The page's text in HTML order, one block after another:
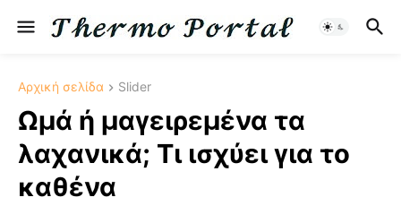
Αρχική σελίδα Slider
Ωμά ή μαγειρεμένα τα
λαχανικά; Τι ισχύει για το
καθένα